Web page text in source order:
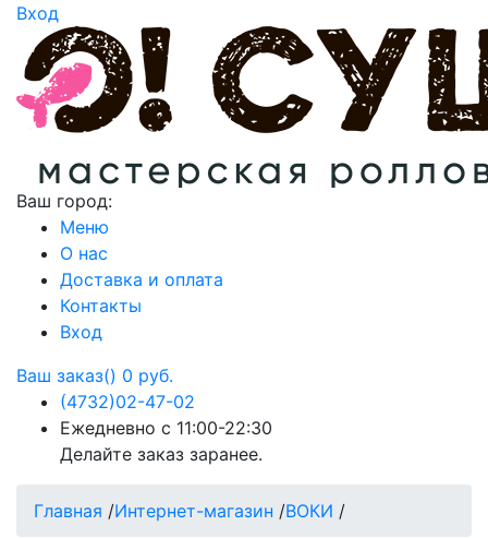
Вход
Ваш город:
Меню
О нас
Доставка и оплата
Контакты
Вход
Ваш заказ() 0 руб.
(4732)02-47-02
Ежедневно с 11:00-22:30
Делайте заказ заранее.
Главная /Интернет-магазин /ВОКИ /